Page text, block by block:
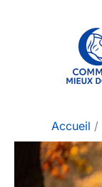
Accueil